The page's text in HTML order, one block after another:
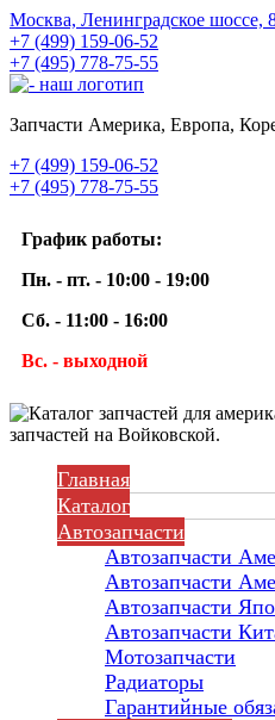
Москва, Ленинградское шоссе,
+7 (499) 159-06-52
+7 (495) 778-75-55
Запчасти Америка, Европа,
+7 (499) 159-06-52
+7 (495) 778-75-55
График работы:
Пн. - пт. - 10:00 - 19:00
Сб. - 11:00 - 16:00
Вс. - выходной
Главная
Каталог
Автозапчасти
Автозапчасти
Автозапчасти
Автозапчасти
Автозапчасти
Мотозапчасти
Радиаторы
Гарантийные